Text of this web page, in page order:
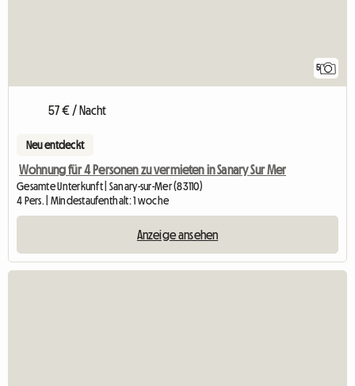
5
57 € / Nacht
Neu entdeckt
Wohnung für 4 Personen zu vermieten in Sanary Sur Mer
Gesamte Unterkunft | Sanary-sur-Mer (83110)
4 Pers. | Mindestaufenthalt: 1 woche
Anzeige ansehen